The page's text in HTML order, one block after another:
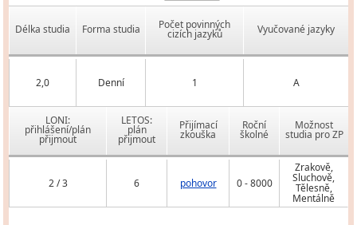
Délka studia Forma studia Počet povinných
cizích jazyků Vyučované jazyky
2,0 Denní 1 A
LONI:
přihlášení/plán
přijmout
LETOS:
plán
přijmout
Přijímací
zkouška
Roční
školné
Možnost
studia pro ZP
2 / 3 6 pohovor 0 - 8000
Zrakově,
Sluchově,
Tělesně,
Mentálně